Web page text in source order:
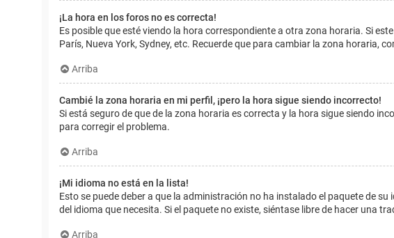
¡La hora en los foros no es correcta!
Es posible que esté viendo la hora correspondiente a otra zona horaria. Si
París, Nueva York, Sydney, etc. Recuerde que para cambiar la zona horaria,
Arriba
Cambié la zona horaria en mi perfil, ¡pero la hora sigue siendo incorrecto!
Si está seguro de que de la zona horaria es correcta y la hora sigue siendo
para corregir el problema.
Arriba
¡Mi idioma no está en la lista!
Esto se puede deber a que la administración no ha instalado el paquete de
del idioma que necesita. Si el paquete no existe, siéntase libre de hacer una
Arriba